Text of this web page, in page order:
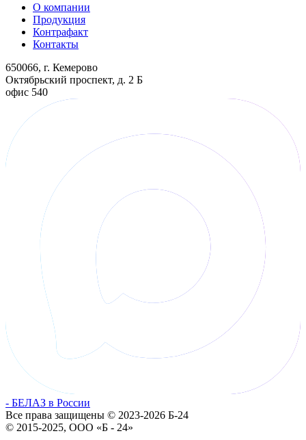
О компании
Продукция
Контрафакт
Контакты
650066, г. Кемерово
Октябрьский проспект, д. 2 Б
офис 540
- БЕЛАЗ в России
Все права защищены © 2023-2026 Б-24
© 2015-2025, ООО «Б - 24»